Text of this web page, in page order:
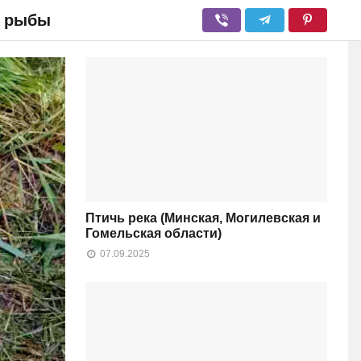
рыбы
Птичь река (Минская, Могилевская и
Гомельская области)
07.09.2025